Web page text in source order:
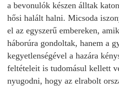
a bevonulók készen álltak
hősi halált halni. Micsoda
el az egyszerű embereken,
háborúra gondoltak, hanem a
kegyetlenségével a hazára
feltételeit is tudomásul kellett
nyugodni, hogy az elrabolt